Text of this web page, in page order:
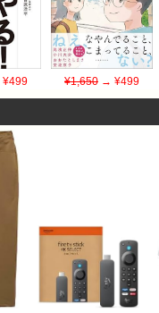
¥1,650 → ¥499